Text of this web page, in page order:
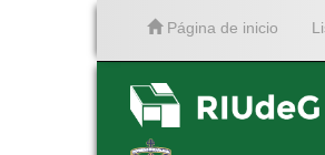
Página de inicio